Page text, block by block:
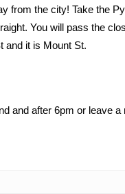
from the city! Take the
You will pass the
and it is Mount St.
and after 6pm or leave a